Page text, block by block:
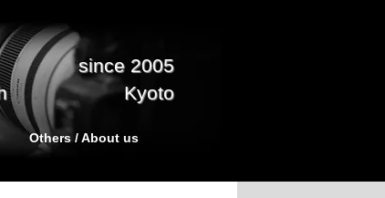
since 2005
Others / About us
Kyoto